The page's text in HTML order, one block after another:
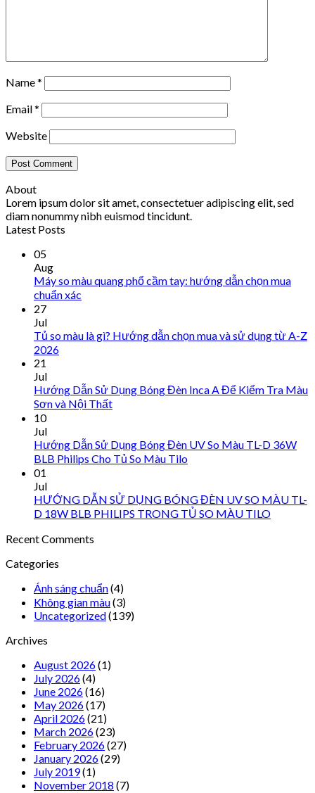
Name*
Email*
Website
About
Lorem ipsum dolor sit amet, consectetuer adipiscing elit, sed
diam nonummy nibh euismod tincidunt.
Latest Posts
05
Aug
Máy so màu quang phổ cầm tay: hướng dẫn chọn mua
chuẩn xác
27
Jul
Tủ so màu là gì? Hướng dẫn chọn mua và sử dụng từ A-Z
2026
21
Jul
Hướng Dẫn Sử Dụng Bóng Đèn Inca A Để Kiểm Tra Màu
Sơn và Nội Thất
10
Jul
Hướng Dẫn Sử Dụng Bóng Đèn UV So Màu TL-D 36W
BLB Philips Cho Tủ So Màu Tilo
01
Jul
HƯỚNG DẪN SỬ DỤNG BÓNG ĐÈN UV SO MÀU TL-
D 18W BLB PHILIPS TRONG TỦ SO MÀU TILO
Recent Comments
Categories
Ánh sáng chuẩn(4)
Không gian màu(3)
Uncategorized(139)
Archives
August 2026(1)
July 2026(4)
June 2026(16)
May 2026(17)
April 2026(21)
March 2026(23)
February 2026(27)
January 2026(29)
July 2019(1)
November 2018 (7)